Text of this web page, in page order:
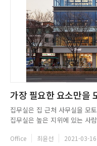
가장 필요한 요소만을
집무실은 집 근처 사무실을 모
집무실은 높은 지위에 있는 사
들을 위한 집무실에 가깝다. 집
Office 최윤선 2021-03-16